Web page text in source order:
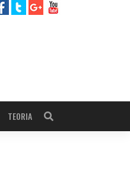
TEORIA